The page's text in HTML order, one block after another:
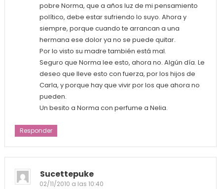
pobre Norma, que a años luz de mi pensamiento
político, debe estar sufriendo lo suyo. Ahora y
siempre, porque cuando te arrancan a una
hermana ese dolor ya no se puede quitar.
Por lo visto su madre también está mal.
Seguro que Norma lee esto, ahora no. Algún día. Le
deseo que lleve esto con fuerza, por los hijos de
Carla, y porque hay que vivir por los que ahora no
pueden.
Un besito a Norma con perfume a Nelia.
Responder
Sucettepuke
02/11/2010 a las 10:40